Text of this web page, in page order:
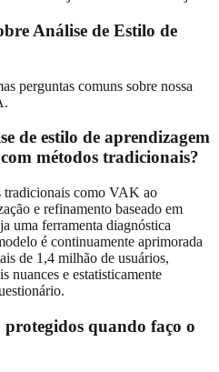
Análise de Estilo de
perguntas comuns sobre nossa
de estilo de aprendizagem
métodos tradicionais?
tradicionais como VAK ao
e refinamento baseado em
uma ferramenta diagnóstica
é continuamente aprimorada
de 1,4 milhão de usuários,
nuances e estatisticamente
protegidos quando faço o